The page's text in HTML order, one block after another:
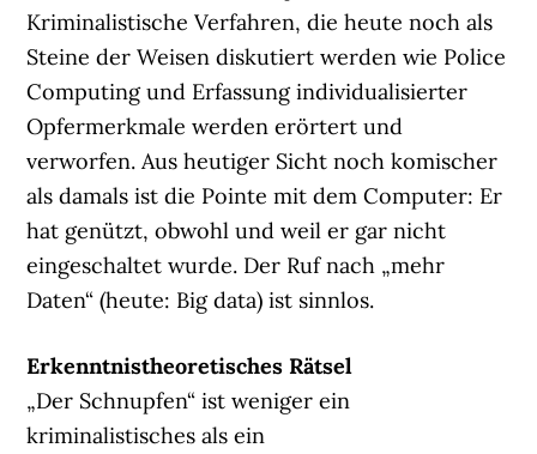
Kriminalistische Verfahren, die heute noch als
Steine der Weisen diskutiert werden wie Police
Computing und Erfassung individualisierter
Opfermerkmale werden erörtert und
verworfen. Aus heutiger Sicht noch komischer
als damals ist die Pointe mit dem Computer: Er
hat genützt, obwohl und weil er gar nicht
eingeschaltet wurde. Der Ruf nach „mehr
Daten“ (heute: Big data) ist sinnlos.
Erkenntnistheoretisches Rätsel
„Der Schnupfen“ ist weniger ein
kriminalistisches als ein